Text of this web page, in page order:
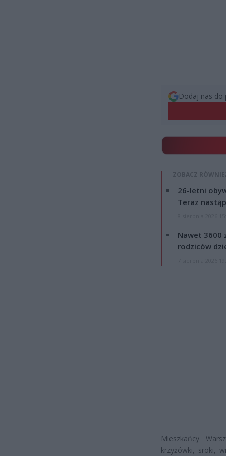
Dodaj nas do
ZOBACZ
26-letni
Teraz
Nawet 3600
rodziców
Mieszkańcy
krzyżówki, sroki,